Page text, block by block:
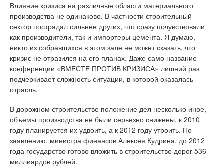
Влияние кризиса на различные области материального
производства не одинаково. В частности строительный
сектор пострадал сильнее других, что сразу почувствовали
как производители, так и импортеры цемента. Я думаю,
никто из собравшихся в этом зале не может сказать, что
кризис не отразился на его планах. Даже само название
конференции «ВМЕСТЕ ПРОТИВ КРИЗИСА» лишний раз
подчеркивает сложность ситуации, в которой оказалась
отрасль.
В дорожном строительстве положение дел несколько иное,
объемы производства не были серьезно снижены, к 2010
году планируется их удвоить, а к 2012 году утроить. По
заявлению, министра финансов Алексея Кудрина, до 2012
года государство готово вложить в строительство дорог 536
миллиардов рублей.